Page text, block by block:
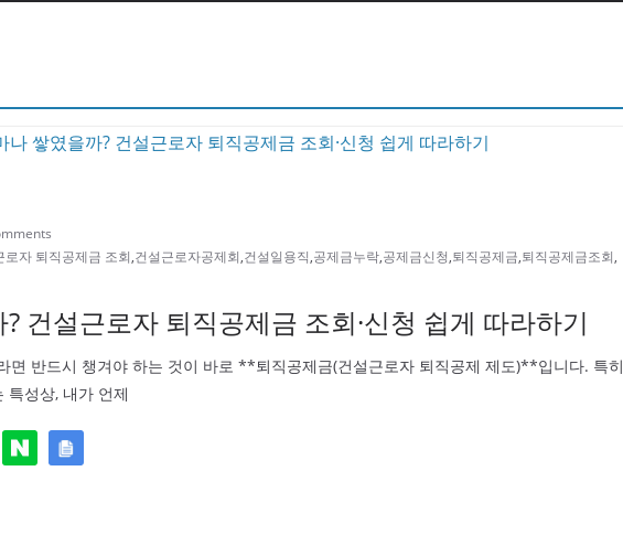
로자 퇴직공제금 조회,건설근로자공제회,건설일용직,공제금누락,공제금신청,퇴직공제금,퇴직공제금조회,
건설근로자 퇴직공제금 조회·신청 쉽게 따라하기
면 반드시 챙겨야 하는 것이 바로 **퇴직공제금(건설근로자 퇴직공제 제도)**입니다. 특히
특성상, 내가 언제